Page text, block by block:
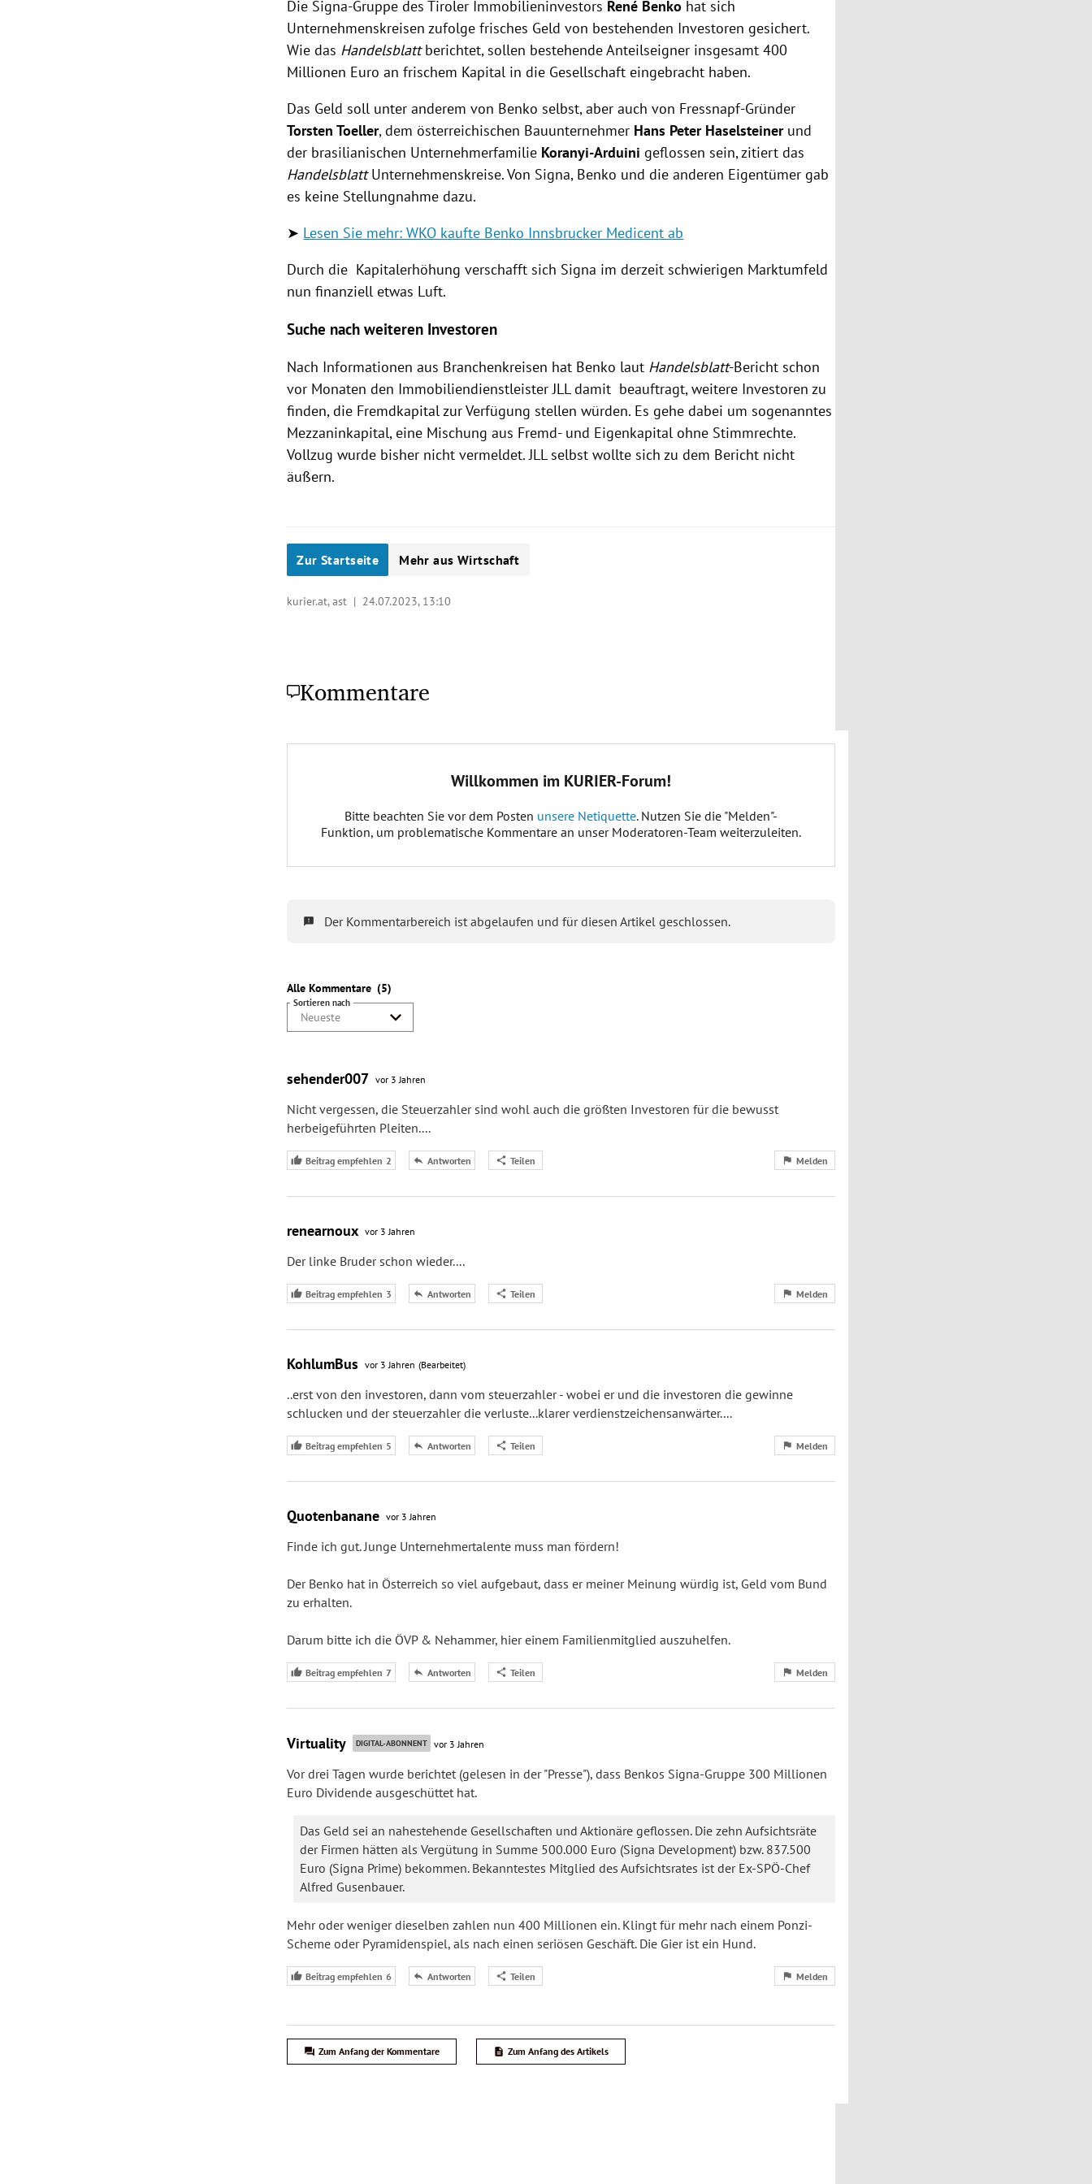
Die Signa-Gruppe des Tiroler Immobilieninvestors René Benko hat sich
Unternehmenskreisen zufolge frisches Geld von bestehenden Investoren gesichert.
Wie das Handelsblattberichtet, sollen bestehende Anteilseigner insgesamt 400
Millionen Euro an frischem Kapital in die Gesellschaft eingebracht haben.
Das Geld soll unter anderem von Benko selbst, aber auch von Fressnapf-Gründer
Torsten Toeller, dem österreichischen Bauunternehmer Hans Peter Haselsteinerund
der brasilianischen Unternehmerfamilie Koranyi-Arduinigeflossen sein, zitiert das
HandelsblattUnternehmenskreise. Von Signa, Benko und die anderen Eigentümer gab
es keine Stellungnahme dazu.
➤ Lesen Sie mehr: WKO kaufte Benko Innsbrucker Medicent ab
Durch die Kapitalerhöhung verschafft sich Signa im derzeit schwierigen Marktumfeld
nun finanziell etwas Luft.
Suche nach weiteren Investoren
Nach Informationen aus Branchenkreisen hat Benko laut Handelsblatt-Bericht schon
vor Monaten den Immobiliendienstleister JLL damit beauftragt, weitere Investoren zu
finden, die Fremdkapital zur Verfügung stellen würden. Es gehe dabei um sogenanntes
Mezzaninkapital, eine Mischung aus Fremd- und Eigenkapital ohne Stimmrechte.
Vollzug wurde bisher nicht vermeldet. JLL selbst wollte sich zu dem Bericht nicht
äußern.
Zur Startseite Mehr aus Wirtschaft
kurier.at, ast | 24.07.2023, 13:10
Kommentare